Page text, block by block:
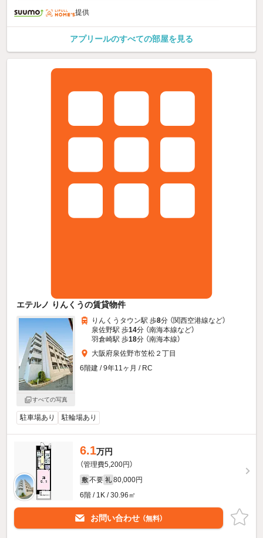
提供
アプリールのすべての部屋を見る
エテルノ りんくうの賃貸物件
すべての写真
りんくうタウン駅 歩8分 （関西空港線など）
泉佐野駅 歩14分 （南海本線など）
羽倉崎駅 歩18分 （南海本線）
大阪府泉佐野市笠松２丁目
6階建 / 9年11ヶ月 / RC
駐車場あり 駐輪場あり
6.1万円
（管理費5,200円）
敷 不要 礼 80,000円
6階 / 1K / 30.96㎡
お問い合わせ （無料）